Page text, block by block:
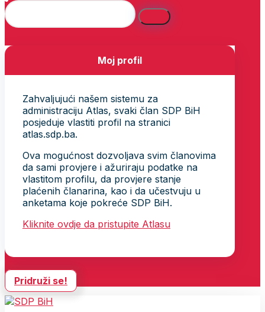
Moj profil
Zahvaljujući našem sistemu za
administraciju Atlas, svaki član SDP BiH
posjeduje vlastiti profil na stranici
atlas.sdp.ba.
Ova mogućnost dozvoljava svim članovima
da sami provjere i ažuriraju podatke na
vlastitom profilu, da provjere stanje
plaćenih članarina, kao i da učestvuju u
anketama koje pokreće SDP BiH.
Kliknite ovdje da pristupite Atlasu
Pridruži se!